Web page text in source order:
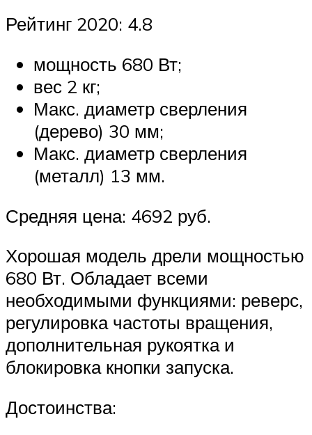
Рейтинг 2020: 4.8
мощность 680 Вт;
вес 2 кг;
Макс. диаметр сверления
(дерево) 30 мм;
Макс. диаметр сверления
(металл) 13 мм.
Средняя цена: 4692 руб.
Хорошая модель дрели мощностью
680 Вт. Обладает всеми
необходимыми функциями: реверс,
регулировка частоты вращения,
дополнительная рукоятка и
блокировка кнопки запуска.
Достоинства: